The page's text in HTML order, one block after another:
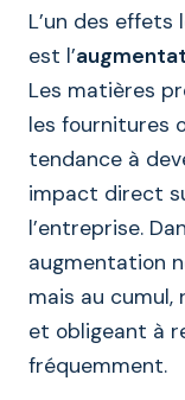
L’un des effets
est l’
Les matières
les fournitures
tendance à
impact direct
l’entreprise.
augmentation
mais au
et obligeant à
fréquemment.